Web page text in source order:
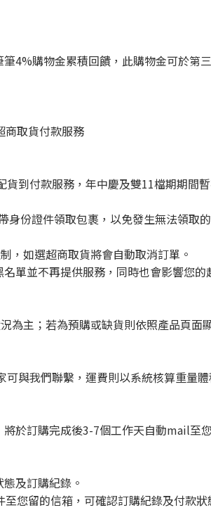
4%購物金累積回饋，此購物金可於第
商取貨付款服務
到付款服務，年中慶及雙11檔期期間
份證件領取包裹，以免發生無法領取
，如選超商取貨將會自動取消訂單。
單並不再提供服務，同時也會影響您的
主；若為預購或缺貨則依照產品頁面
與我們聯繫，運費則以系統核算重量體
於訂購完成後3-7個工作天自動mail至
及訂購紀錄。
您留的信箱，可確認訂購紀錄及付款狀